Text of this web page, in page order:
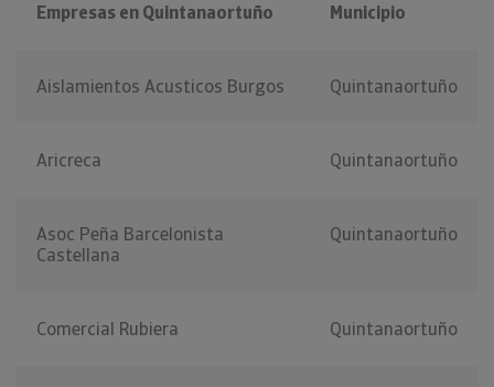
Empresas en Quintanaortuño Municipio
Aislamientos Acusticos Burgos Quintanaortuño
Aricreca Quintanaortuño
Asoc Peña Barcelonista
Castellana
Quintanaortuño
Comercial Rubiera Quintanaortuño